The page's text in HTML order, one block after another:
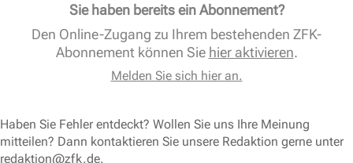
Sie haben bereits ein Abonnement?
Den Online-Zugang zu Ihrem bestehenden ZFK-
Abonnement können Sie hier aktivieren.
Melden Sie sich hier an.
Haben Sie Fehler entdeckt? Wollen Sie uns Ihre Meinung
mitteilen? Dann kontaktieren Sie unsere Redaktion gerne unter
redaktion@zfk.de.